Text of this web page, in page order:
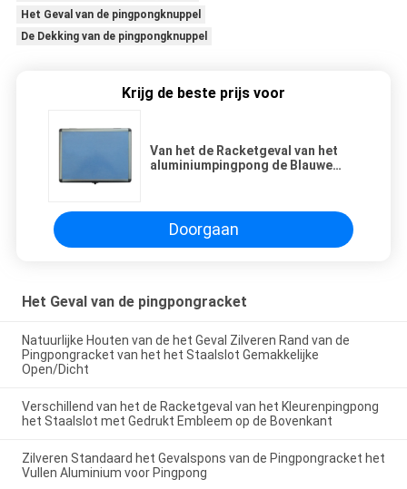
Het Geval van de pingpongknuppel
De Dekking van de pingpongknuppel
Krijg de beste prijs voor
Van het de Racketgeval van het
aluminiumpingpong de Blauwe
Doorgaan
Het Geval van de pingpongracket
Natuurlijke Houten van de het Geval Zilveren Rand van de
Pingpongracket van het het Staalslot Gemakkelijke
Open/Dicht
Verschillend van het de Racketgeval van het Kleurenpingpong
het Staalslot met Gedrukt Embleem op de Bovenkant
Zilveren Standaard het Gevalspons van de Pingpongracket het
Vullen Aluminium voor Pingpong